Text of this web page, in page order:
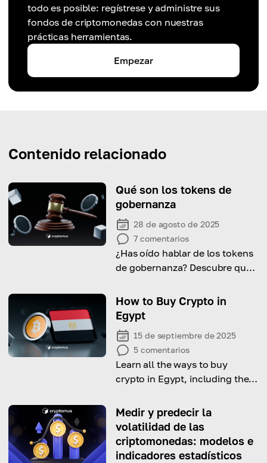
todo es posible: regístrese y administre sus
fondos de criptomonedas con nuestras
prácticas herramientas.
Empezar
Contenido relacionado
Qué son los tokens de
gobernanza
28 de agosto de 2025
7 comentarios
¿Has oído hablar de los tokens
de gobernanza? Descubre qué
este artículo.
How to Buy Crypto in
Egypt
15 de septiembre de 2025
5 comentarios
Learn all the ways to buy
crypto in Egypt, including the
a step-by-step guide to do it.
Medir y predecir la
volatilidad de las
criptomonedas: modelos e
indicadores estadísticos